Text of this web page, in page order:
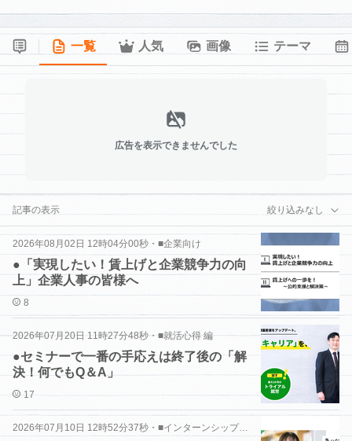
一覧 人気 画像 テーマ
広告を表示できませんでした
記事の表示 絞り込みなし
2026年08月02日 12時04分00秒 ・ ■企業向け
●「実現したい！賃上げと企業競争力の向
上」企業人事の皆様へ
8
2026年07月20日 11時27分48秒・ ■就活心得 編
●セミナーで一番の手応えは終了後の「解
決！何でもQ＆A」
17
2026年07月10日 12時52分37秒 ・ ■インターンシップ 編